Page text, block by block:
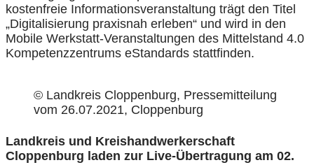
kostenfreie Informationsveranstaltung trägt den Titel
„Digitalisierung praxisnah erleben“ und wird in den
Mobile Werkstatt-Veranstaltungen des Mittelstand 4.0
Kompetenzzentrums eStandards stattfinden.
© Landkreis Cloppenburg, Pressemitteilung
vom 26.07.2021, Cloppenburg
Landkreis und Kreishandwerkerschaft
Cloppenburg laden zur Live-Übertragung am 02.